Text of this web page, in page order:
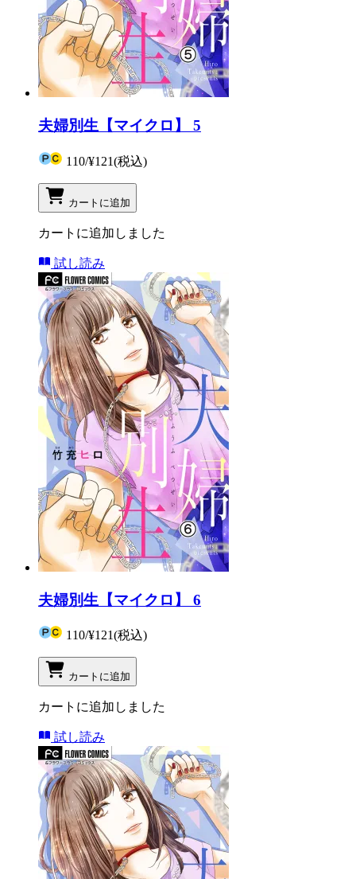
夫婦別生【マイクロ】 5
110/¥121(税込)
カートに追加
カートに追加しました
試し読み
夫婦別生【マイクロ】 6
110/¥121(税込)
カートに追加
カートに追加しました
試し読み